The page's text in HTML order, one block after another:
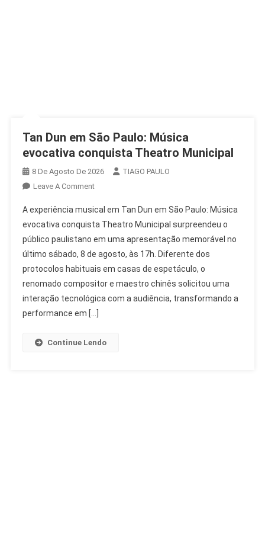
Tan Dun em São Paulo: Música
evocativa conquista Theatro Municipal
8 De Agosto De 2026
TIAGO PAULO
Leave A CommentOn
Dun
Em
São
Paulo:
Música
Evocativa
Conquista
Theatro
A experiência musical em Tan Dun em São Paulo: Música
evocativa conquista Theatro Municipal surpreendeu o
público paulistano em uma apresentação memorável no
último sábado, 8 de agosto, às 17h. Diferente dos
protocolos habituais em casas de espetáculo, o
renomado compositor e maestro chinês solicitou uma
interação tecnológica com a audiência, transformando a
performance em […]
Continue Lendo